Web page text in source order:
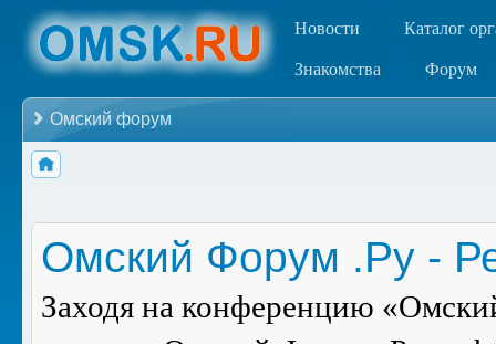
Новости Каталог
Знакомства Форум
Омский форум
Омский Форум .Ру -
Заходя на конференцию